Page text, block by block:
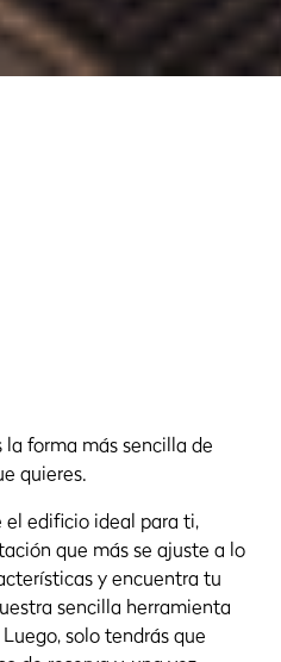
forma más sencilla de
quieres.
edificio ideal para ti,
que más se ajuste a lo
y encuentra tu
sencilla herramienta
solo tendrás que